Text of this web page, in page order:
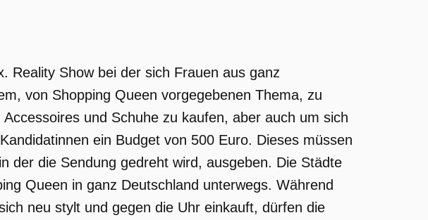
Reality Show bei der sich Frauen aus ganz
von Shopping Queen vorgegebenen Thema, zu
und Schuhe zu kaufen, aber auch um sich
ein Budget von 500 Euro. Dieses müssen
der die Sendung gedreht wird, ausgeben. Die Städte
Queen in ganz Deutschland unterwegs. Während
neu stylt und gegen die Uhr einkauft, dürfen die